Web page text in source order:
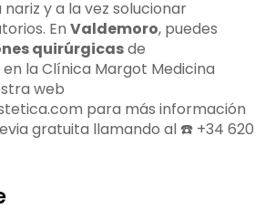
y a la vez solucionar
En Valdemoro, puedes
quirúrgicasde
en la Clínica Margot Medicina
web
para más información
gratuita llamando al ☎️ +34 620